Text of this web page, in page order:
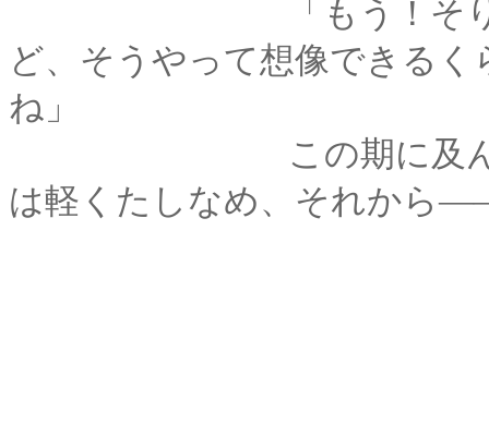
「もう！そりゃ瓜二
ど、そうやって想像できるく
ね」
この期に及んで「似
は軽くたしなめ、それから